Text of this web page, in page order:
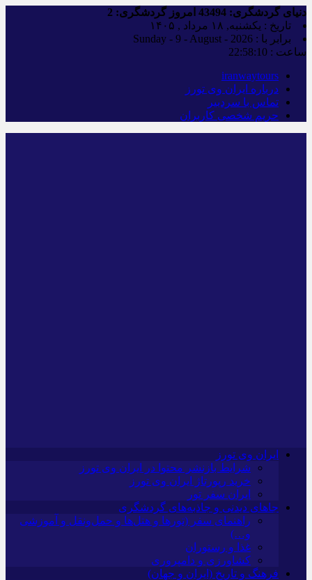
دنیای گردشگری: امروز گردشگری:
تاریخ : یکشنبه, ۱۸ مرداد , ۱۴۰۵
برابر با : Sunday - 9 - August - 2026
ساعت : 22:58:11
iranwaytours
درباره ایران وی تورز
تماس با سردبیر
حریم شخصی کاربران
ایران وی تورز
شرایط بازنشر محتوا در ایران وی تورز
خرید رپورتاژ ایران وی تورز
ایران سفر تور
جاهای دیدنی و جاذبه‌های گردشگری
راهنمای سفر (تورها و هتل‌ها و حمل‌و‌نقل و آموزشی
و…)
غذا و رستوران
کشاورزی و دامپروری
فرهنگ و تاریخ (ایران و جهان)